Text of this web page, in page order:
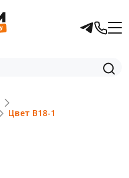
Цвет B18-1